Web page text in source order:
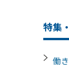
特集
働